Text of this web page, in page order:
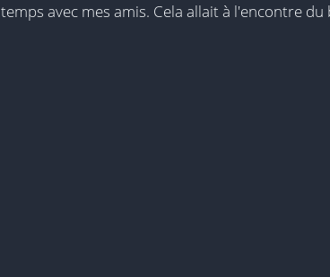
temps avec mes amis. Cela allait à l'encontre du